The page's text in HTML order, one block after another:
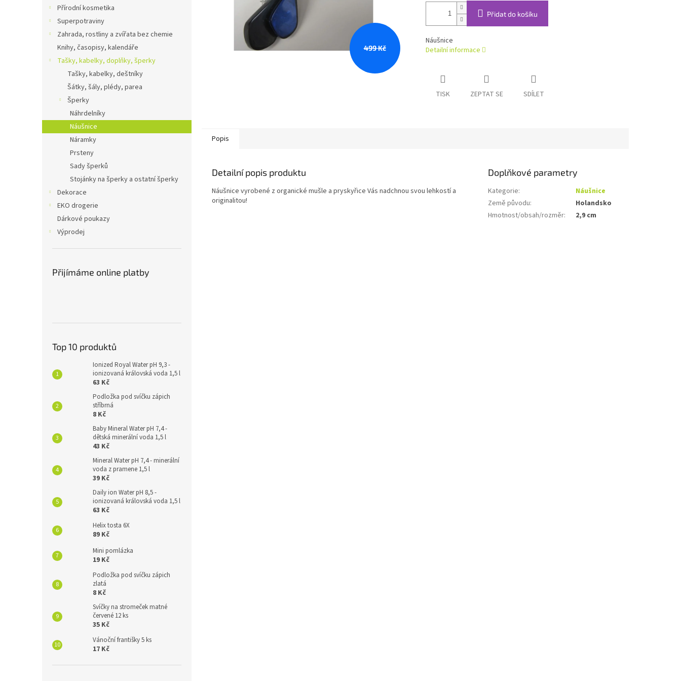
Přírodní kosmetika
Superpotraviny
Zahrada, rostliny a zvířata bez chemie
Knihy, časopisy, kalendáře
Tašky, kabelky, doplňky, šperky
Tašky, kabelky, deštníky
Šátky, šály, plédy, parea
Šperky
Náhrdelníky
Náušnice
Náramky
Prsteny
Sady šperků
Stojánky na šperky a ostatní šperky
Dekorace
EKO drogerie
Dárkové poukazy
Výprodej
Přijímáme online platby
Top 10 produktů
Ionized Royal Water pH 9,3 -
ionizovaná královská voda 1,5 l
63 Kč
Podložka pod svíčku zápich
stříbrná
8 Kč
Baby Mineral Water pH 7,4 -
dětská minerální voda 1,5 l
43 Kč
Mineral Water pH 7,4 - minerální
voda z pramene 1,5 l
39 Kč
Daily ion Water pH 8,5 -
ionizovaná královská voda 1,5 l
63 Kč
Helix tosta 6X
89 Kč
Mini pomlázka
19 Kč
Podložka pod svíčku zápich
zlatá
8 Kč
Svíčky na stromeček matné
červené 12 ks
35 Kč
Vánoční františky 5 ks
17 Kč
499 Kč
Přidat do košíku
Náušnice
Detailní informace
TISK ZEPTAT SE SDÍLET
Popis
Detailní popis produktu
Náušnice vyrobené z organické mušle a pryskyřice Vás nadchnou svou lehkostí a
originalitou!
Doplňkové parametry
Kategorie:
Náušnice
Země původu:
Holandsko
Hmotnost/obsah/rozměr: 2,9 cm